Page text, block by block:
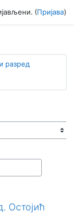
(Пријава)
разред
Остојић